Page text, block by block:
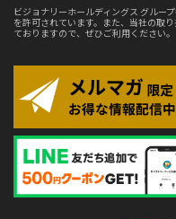
ビジョナリーホールディングス グルー
を許可されています。また、当社の取
ておりますので、ぜひご利用ください。